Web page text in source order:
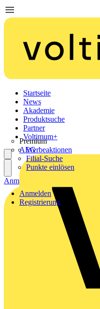
Startseite
News
Akademie
Produktsuche
Partner
Premium
AEG
Voltimum+
Werbeaktionen
Filial-Suche
Punkte einlösen
Anmelden
Registrierung
Anmelden